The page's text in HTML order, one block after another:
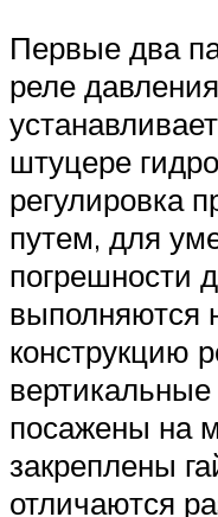
Первые два
реле
штуцере
регулировка
путем, для
погрешности
выполняются
конструкцию
посажены на
закреплены
отличаются